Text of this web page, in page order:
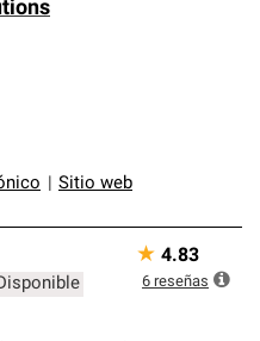
Sitio web
★ 4.83
6 reseñas